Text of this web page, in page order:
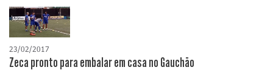
23/02/2017
Zeca pronto para embalar em casa no Gauchão